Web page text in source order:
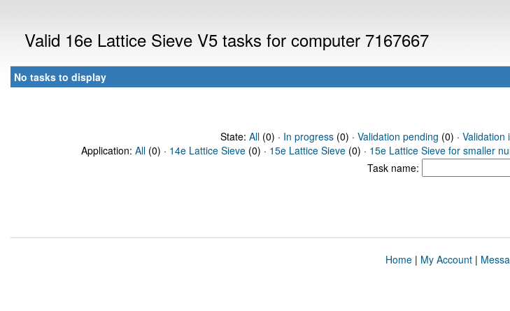
Valid 16e Lattice Sieve V5 tasks for computer 7167667
No tasks to display
State: All(0) · In progress(0) · Validation pending (0) · Validation
Application: All (0) · 14e Lattice Sieve (0) · 15e Lattice Sieve (0) · 15e Lattice Sieve for smaller
Task name:
Home| My Account|